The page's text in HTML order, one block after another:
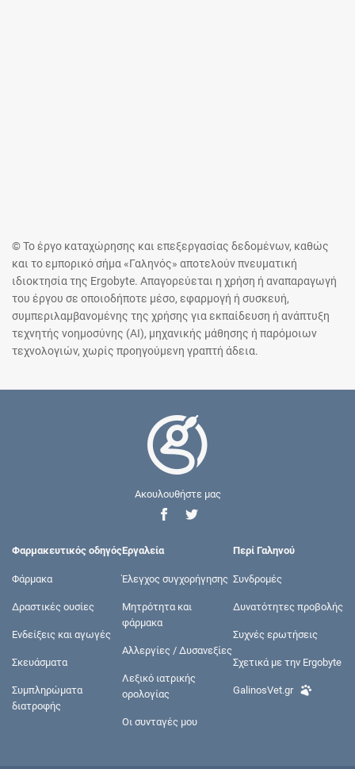
© Το έργο καταχώρησης και επεξεργασίας δεδομένων, καθώς
και το εμπορικό σήμα «Γαληνός» αποτελούν πνευματική
ιδιοκτησία της Ergobyte. Απαγορεύεται η χρήση ή αναπαραγωγή
του έργου σε οποιοδήποτε μέσο, εφαρμογή ή συσκευή,
συμπεριλαμβανομένης της χρήσης για εκπαίδευση ή ανάπτυξη
τεχνητής νοημοσύνης (AI), μηχανικής μάθησης ή παρόμοιων
τεχνολογιών, χωρίς προηγούμενη γραπτή άδεια.
Ακουλουθήστε μας
Φαρμακευτικός οδηγός
Φάρμακα
Δραστικές ουσίες
Ενδείξεις και αγωγές
Σκευάσματα
Συμπληρώματα
διατροφής
Εργαλεία
Έλεγχος συγχορήγησης
Μητρότητα και
φάρμακα
Αλλεργίες / Δυσανεξίες
Λεξικό ιατρικής
ορολογίας
Οι συνταγές μου
Περί Γαληνού
Συνδρομές
Δυνατότητες προβολής
Συχνές ερωτήσεις
Σχετικά με την Ergobyte
GalinosVet.gr